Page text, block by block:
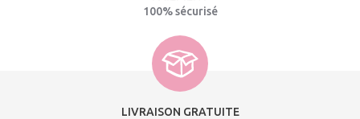
100% sécurisé
LIVRAISON GRATUITE